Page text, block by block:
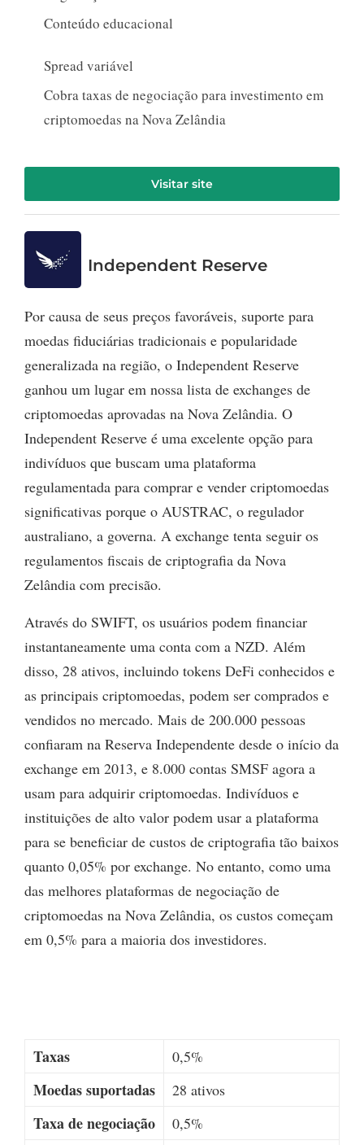
Conteúdo educacional
Spread variável
Cobra taxas de negociação para investimento em
criptomoedas na Nova Zelândia
Visitar site
Independent Reserve
Por causa de seus preços favoráveis, suporte para
moedas fiduciárias tradicionais e popularidade
generalizada na região, o Independent Reserve
ganhou um lugar em nossa lista de exchanges de
criptomoedas aprovadas na Nova Zelândia. O
Independent Reserve é uma excelente opção para
indivíduos que buscam uma plataforma
regulamentada para comprar e vender criptomoedas
significativas porque o AUSTRAC, o regulador
australiano, a governa. A exchange tenta seguir os
regulamentos fiscais de criptografia da Nova
Zelândia com precisão.
Através do SWIFT, os usuários podem financiar
instantaneamente uma conta com a NZD. Além
disso, 28 ativos, incluindo tokens DeFi conhecidos e
as principais criptomoedas, podem ser comprados e
vendidos no mercado. Mais de 200.000 pessoas
confiaram na Reserva Independente desde o início da
exchange em 2013, e 8.000 contas SMSF agora a
usam para adquirir criptomoedas. Indivíduos e
instituições de alto valor podem usar a plataforma
para se beneficiar de custos de criptografia tão baixos
quanto 0,05% por exchange. No entanto, como uma
das melhores plataformas de negociação de
criptomoedas na Nova Zelândia, os custos começam
em 0,5% para a maioria dos investidores.
Taxas 0,5%
Moedas suportadas 28 ativos
Taxa de negociação 0,5%